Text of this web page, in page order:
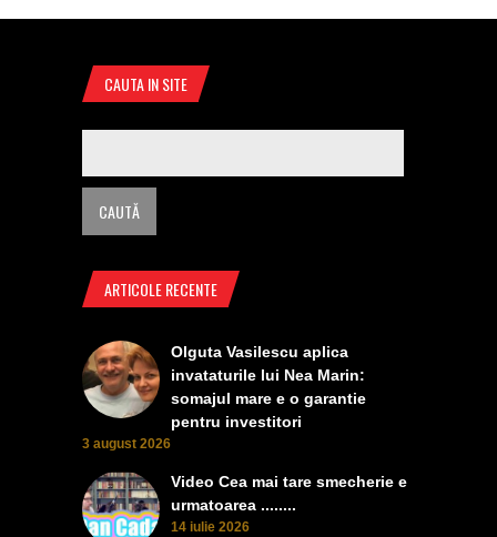
CAUTA IN SITE
ARTICOLE RECENTE
Olguta Vasilescu aplica
invataturile lui Nea Marin:
somajul mare e o garantie
pentru investitori
3 august 2026
Video Cea mai tare smecherie e
urmatoarea ........
14 iulie 2026